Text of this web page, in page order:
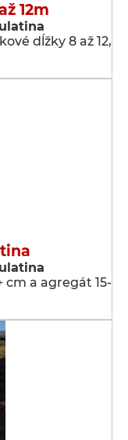
12m
dĺžky 8 až 12,
a agregát 15-